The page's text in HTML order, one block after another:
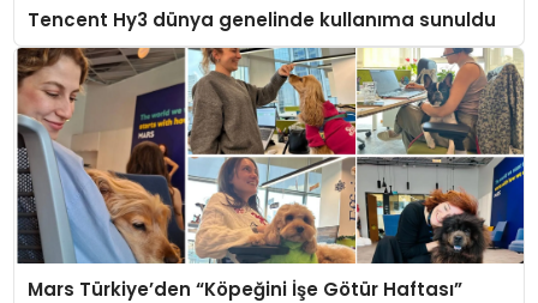
Tencent Hy3 dünya genelinde kullanıma sunuldu
Mars Türkiye’den “Köpeğini İşe Götür Haftası”